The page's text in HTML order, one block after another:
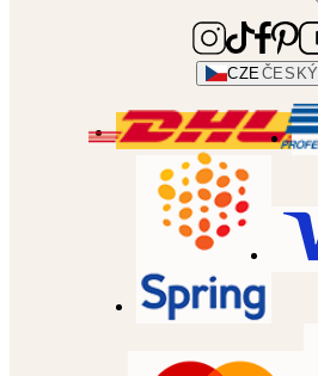
CZE ČESKÝ